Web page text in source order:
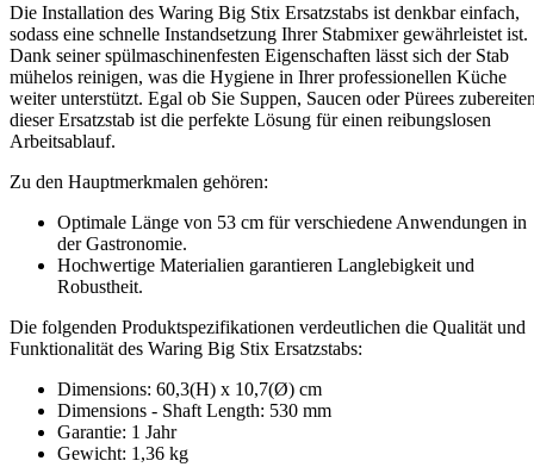
Die Installation des Waring Big Stix Ersatzstabs ist denkbar einfach,
sodass eine schnelle Instandsetzung Ihrer Stabmixer gewährleistet ist.
Dank seiner spülmaschinenfesten Eigenschaften lässt sich der Stab
mühelos reinigen, was die Hygiene in Ihrer professionellen Küche
weiter unterstützt. Egal ob Sie Suppen, Saucen oder Pürees
dieser Ersatzstab ist die perfekte Lösung für einen reibungslosen
Arbeitsablauf.
Zu den Hauptmerkmalen gehören:
Optimale Länge von 53 cm für verschiedene Anwendungen in
der Gastronomie.
Hochwertige Materialien garantieren Langlebigkeit und
Robustheit.
Die folgenden Produktspezifikationen verdeutlichen die Qualität und
Funktionalität des Waring Big Stix Ersatzstabs:
Dimensions: 60,3(H) x 10,7(Ø) cm
Dimensions - Shaft Length: 530 mm
Garantie: 1 Jahr
Gewicht: 1,36 kg